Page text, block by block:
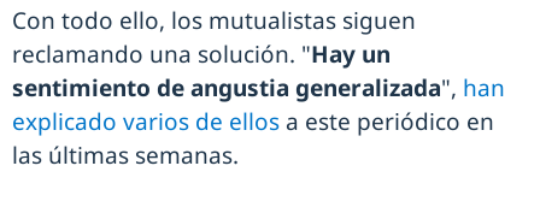
Con todo ello, los mutualistas siguen
reclamando una solución. "Hay un
sentimiento de angustia generalizada", han
explicado varios de ellos a este periódico en
las últimas semanas.